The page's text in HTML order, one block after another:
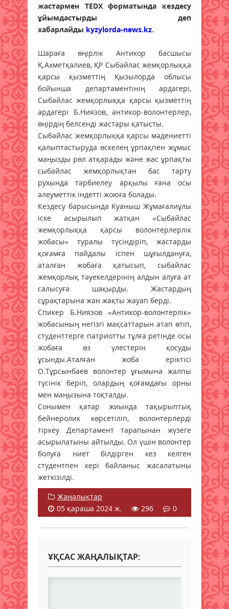
жастармен TEDХ форматында кездесу
ұйымдастырды деп
хабарлайды kyzylorda-news.kz.
Шараға өңірлік Антикор басшысы
Қ.Ахметқалиев, ҚР Сыбайлас жемқорлыққа
қарсы қызметтің Қызылорда облысы
бойынша департаментінің ардагері,
Сыбайлас жемқорлыққа қарсы қызметтің
ардагері Б.Ниязов, антикор-волонтерлер,
өңірдің белсенді жастары қатысты.
Сыбайлас жемқорлыққа қарсы мәдениетті
қалыптастыруда өскелең ұрпақпен жұмыс
маңызды рөл атқарады және жас ұрпақты
сыбайлас жемқорлықтан бас тарту
рухында тәрбиелеу арқылы ғана осы
әлеуметтік індетті жоюға болады.
Кездесу барысында Куаныш Жұмағалиұлы
іске асырылып жатқан «Сыбайлас
жемқорлыққа қарсы волонтерлерлік
жобасы» туралы түсіндіріп, жастарды
қоғамға пайдалы іспен шұғылдануға,
аталған жобаға қатысып, сыбайлас
жемқорлық тәуекелдерінің алдын алуға ат
салысуға шақырды. Жастардың
сұрақтарына жан жақты жауап берді.
Спикер Б.Ниязов «Антикор-волонтерлік»
жобасының негізгі мақсаттарын атап өтіп,
студенттерге патриотты тұлға ретінде осы
жобаға өз үлестерін қосуды
ұсынды.Аталған жоба еріктісі
О.Тұрсынбаев волонтер ұғымына жалпы
түсінік беріп, олардың қоғамдағы орны
мен маңызына тоқталды.
Сонымен қатар жиында тақырыптық
бейнеролик көрсетіліп, волонтерлерді
тіркеу Департамент тарапынан жүзеге
асырылатыны айтылды. Ол үшін волонтер
болуға ниет білдірген кез келген
студентпен кері байланыс жасалатыны
жеткізілді.
Жаңалықтар
05 қараша 2024 ж.
296 0
ҰҚСАС ЖАҢАЛЫҚТАР: